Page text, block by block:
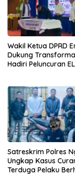
Wakil Ketua DPRD
Dukung
Hadiri Peluncuran
Satreskrim Polres
Ungkap Kasus
Terduga Pelaku